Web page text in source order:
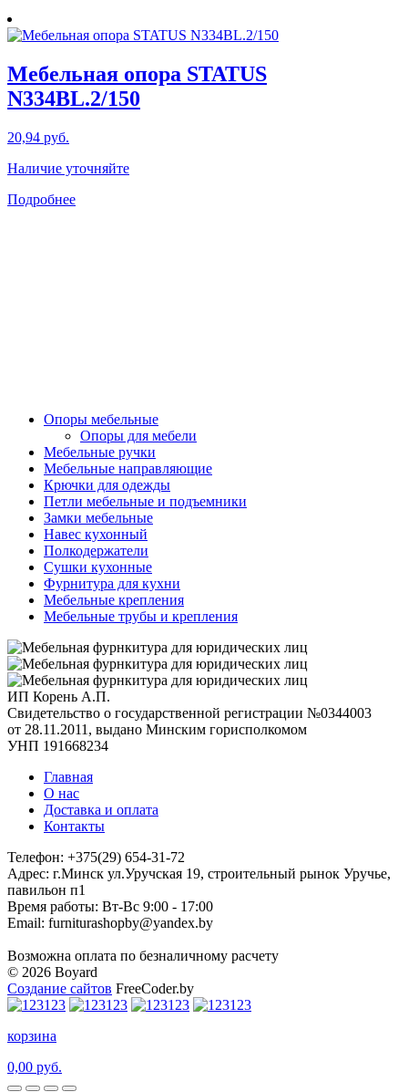
Мебельная опора STATUS
N334BL.2/150
20,94 руб.
Наличие уточняйте
Подробнее
Опоры мебельные
Опоры для мебели
Мебельные ручки
Мебельные направляющие
Крючки для одежды
Петли мебельные и подъемники
Замки мебельные
Навес кухонный
Полкодержатели
Сушки кухонные
Фурнитура для кухни
Мебельные крепления
Мебельные трубы и крепления
ИП Корень А.П.
Свидетельство о государственной регистрации №0344003
от 28.11.2011, выдано Минским горисполкомом
УНП 191668234
Главная
О нас
Доставка и оплата
Контакты
Телефон: +375(29) 654-31-72
Адрес: г.Минск ул.Уручская 19, строительный рынок Уручье,
павильон п1
Время работы: Вт-Вс 9:00 - 17:00
Email: furniturashopby@yandex.by
Возможна оплата по безналичному расчету
© 2026 Boyard
Создание сайтов FreeCoder.by
корзина
0,00 руб.